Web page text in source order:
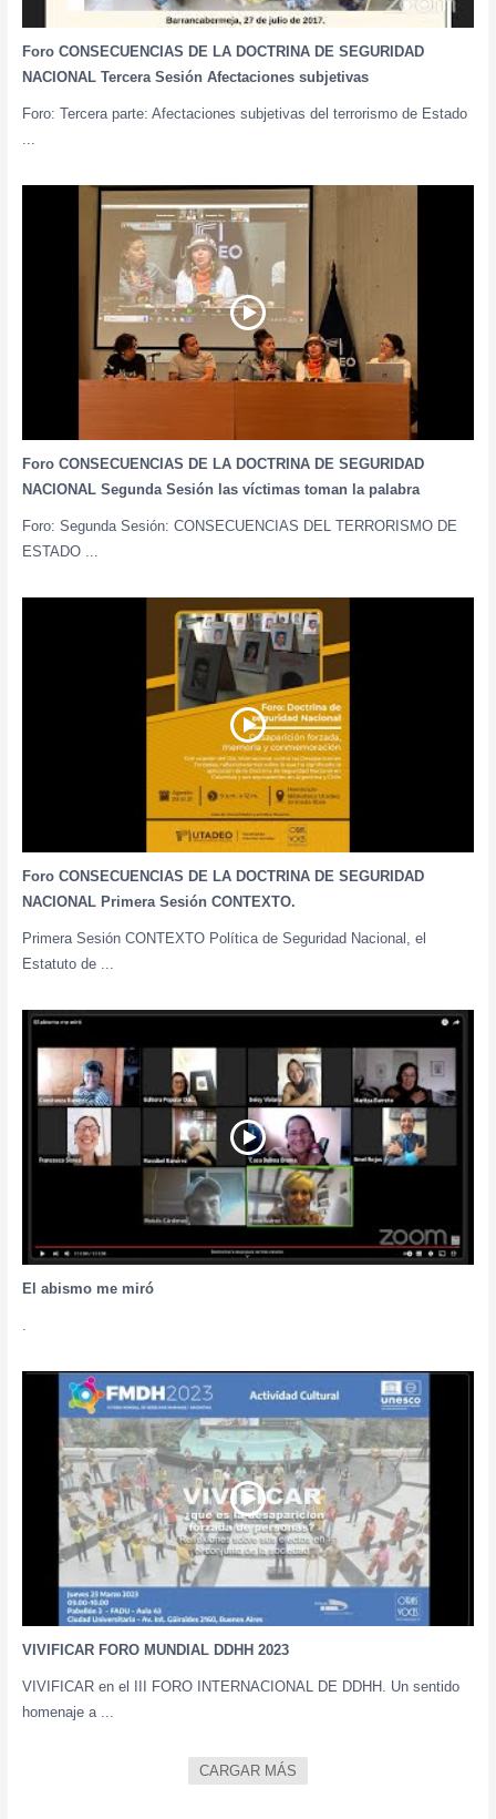
Foro CONSECUENCIAS DE LA DOCTRINA DE SEGURIDAD
NACIONAL Tercera Sesión Afectaciones subjetivas
Foro: Tercera parte: Afectaciones subjetivas del terrorismo de Estado
...
Foro CONSECUENCIAS DE LA DOCTRINA DE SEGURIDAD
NACIONAL Segunda Sesión las víctimas toman la palabra
Foro: Segunda Sesión: CONSECUENCIAS DEL TERRORISMO DE
ESTADO ...
Foro CONSECUENCIAS DE LA DOCTRINA DE SEGURIDAD
NACIONAL Primera Sesión CONTEXTO.
Primera Sesión CONTEXTO Política de Seguridad Nacional, el
Estatuto de ...
El abismo me miró
.
VIVIFICAR FORO MUNDIAL DDHH 2023
VIVIFICAR en el III FORO INTERNACIONAL DE DDHH. Un sentido
homenaje a ...
CARGAR MÁS